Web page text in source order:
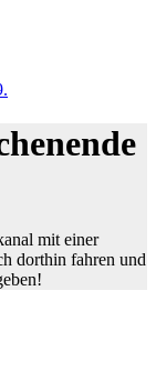
mit einer
dorthin fahren und